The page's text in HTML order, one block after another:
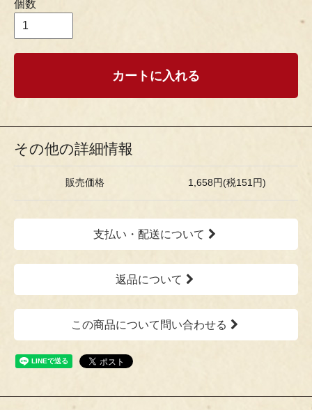
個数
カートに入れる
その他の詳細情報
販売価格 1,658円(税151円)
支払い・配送について
返品について
この商品について問い合わせる